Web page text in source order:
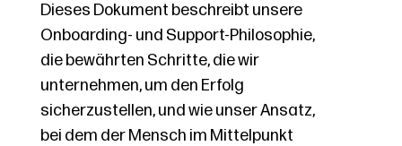
Dieses Dokument beschreibt unsere
Onboarding- und Support-Philosophie,
die bewährten Schritte, die wir
unternehmen, um den Erfolg
sicherzustellen, und wie unser Ansatz,
bei dem der Mensch im Mittelpunkt